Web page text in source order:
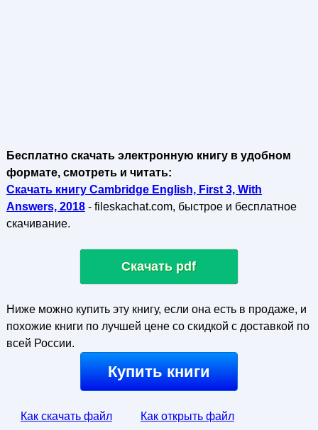
Бесплатно скачать электронную книгу в удобном
формате, смотреть и читать:
Скачать книгу Cambridge English, First 3, With
Answers, 2018- fileskachat.com, быстрое и бесплатное
скачивание.
Скачать pdf
Ниже можно купить эту книгу, если она есть в продаже, и
похожие книги по лучшей цене со скидкой с доставкой по
всей России.
Купить книги
Как скачать файл Как открыть файл